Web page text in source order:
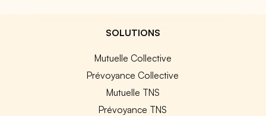
SOLUTIONS
Mutuelle Collective
Prévoyance Collective
Mutuelle TNS
Prévoyance TNS